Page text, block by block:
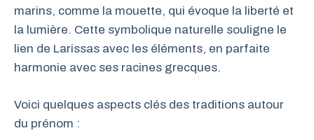
marins, comme la mouette, qui évoque la liberté et
la lumière. Cette symbolique naturelle souligne le
lien de Larissas avec les éléments, en parfaite
harmonie avec ses racines grecques.
Voici quelques aspects clés des traditions autour
du prénom :